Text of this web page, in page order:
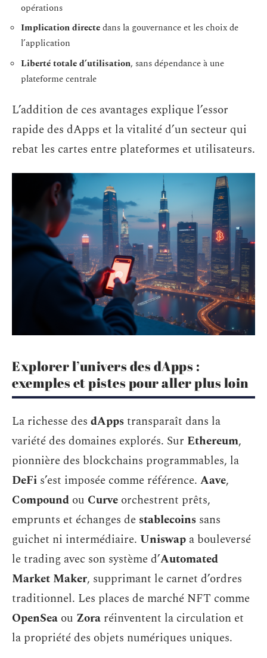
opérations
Implication directedans la gouvernance et les choix de
l’application
Liberté totale d’utilisation, sans dépendance à une
plateforme centrale
L’addition de ces avantages explique l’essor
rapide des dApps et la vitalité d’un secteur qui
rebat les cartes entre plateformes et utilisateurs.
Explorer l’univers des dApps :
exemples et pistes pour aller plus loin
La richesse des dAppstransparaît dans la
variété des domaines explorés. Sur Ethereum,
pionnière des blockchains programmables, la
DeFi s’est imposée comme référence. Aave,
Compound ou Curve orchestrent prêts,
emprunts et échanges de stablecoins sans
guichet ni intermédiaire. Uniswap a bouleversé
le trading avec son système d’Automated
Market Maker, supprimant le carnet d’ordres
traditionnel. Les places de marché NFT comme
OpenSea ou Zora réinventent la circulation et
la propriété des objets numériques uniques.